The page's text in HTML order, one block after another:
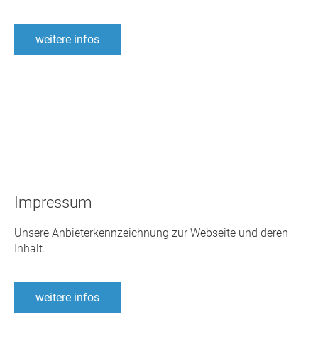
weitere infos
Impressum
Unsere Anbieterkennzeichnung zur Webseite und deren
Inhalt.
weitere infos